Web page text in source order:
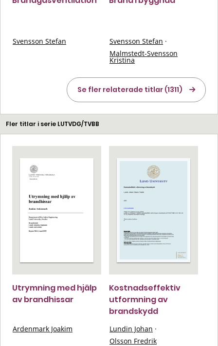
Svensson Stefan Svensson Stefan ·
Malmstedt-Svensson
Kristina
Se fler relaterade titlar (1311)
Fler titlar i serie LUTVDG/TVBB
Utrymning med hjälp
av brandhissar
Ardenmark Joakim
Kostnadseffektiv
utformning av
brandskydd
Lundin Johan ·
Olsson Fredrik